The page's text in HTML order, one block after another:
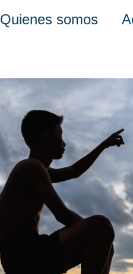
Quienes somos